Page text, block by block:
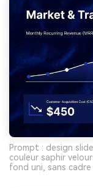
Prompt : design
couleur saphir
fond uni, sans